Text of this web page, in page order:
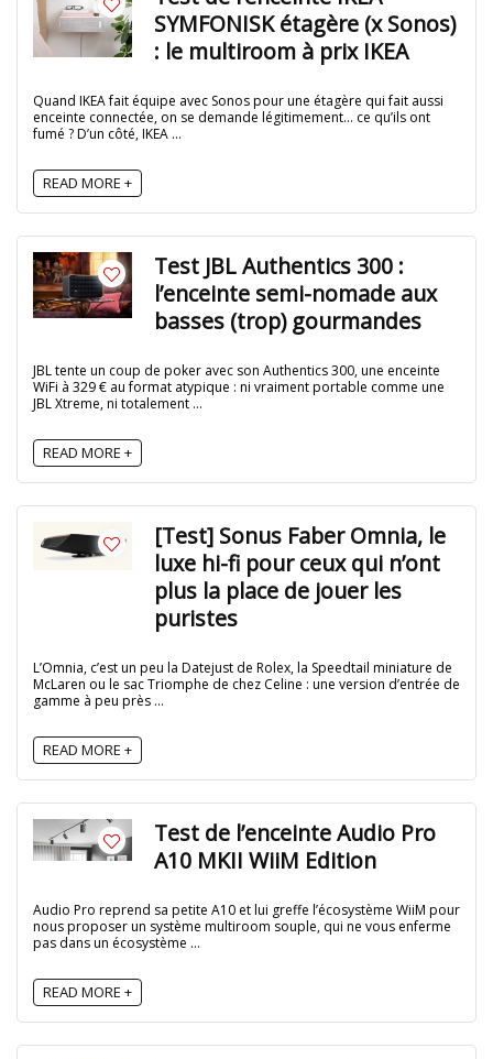
SYMFONISK étagère (x Sonos)
: le multiroom à prix IKEA
Quand IKEA fait équipe avec Sonos pour une étagère qui fait aussi
enceinte connectée, on se demande légitimement… ce qu’ils ont
fumé ? D’un côté, IKEA ...
READ MORE +
Test JBL Authentics 300 :
l’enceinte semi-nomade aux
basses (trop) gourmandes
JBL tente un coup de poker avec son Authentics 300, une enceinte
WiFi à 329 € au format atypique : ni vraiment portable comme une
JBL Xtreme, ni totalement ...
READ MORE +
[Test] Sonus Faber Omnia, le
luxe hi-fi pour ceux qui n’ont
plus la place de jouer les
puristes
L’Omnia, c’est un peu la Datejust de Rolex, la Speedtail miniature de
McLaren ou le sac Triomphe de chez Celine : une version d’entrée de
gamme à peu près ...
READ MORE +
Test de l’enceinte Audio Pro
A10 MKII WiiM Edition
Audio Pro reprend sa petite A10 et lui greffe l’écosystème WiiM pour
nous proposer un système multiroom souple, qui ne vous enferme
pas dans un écosystème ...
READ MORE +